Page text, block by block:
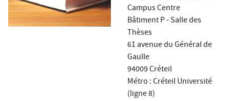
Campus Centre
Bâtiment P - Salle des
Thèses
61 avenue du Général de
Gaulle
94009 Créteil
Métro : Créteil Université
(ligne 8)